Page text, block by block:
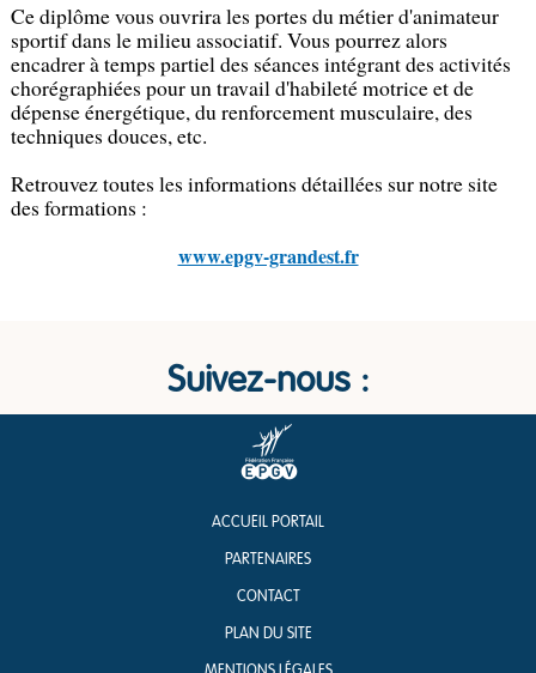
Ce diplôme vous ouvrira les portes du métier d'animateur
sportif dans le milieu associatif. Vous pourrez alors
encadrer à temps partiel des séances intégrant des activités
chorégraphiées pour un travail d'habileté motrice et de
dépense énergétique, du renforcement musculaire, des
techniques douces, etc.
Retrouvez toutes les informations détaillées sur notre site
des formations :
www.epgv-grandest.fr
Suivez-nous :
ACCUEIL PORTAIL
PARTENAIRES
CONTACT
PLAN DU SITE